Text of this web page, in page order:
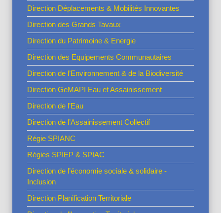
Direction Déplacements & Mobilités Innovantes
Direction des Grands Tavaux
Direction du Patrimoine & Energie
Direction des Equipements Communautaires
Direction de l’Environnement & de la Biodiversité
Direction GeMAPI Eau et Assainissement
Direction de l’Eau
Direction de l’Assainissement Collectif
Régie SPIANC
Régies SPIEP & SPIAC
Direction de l’économie sociale & solidaire -
Inclusion
Direction Planification Territoriale